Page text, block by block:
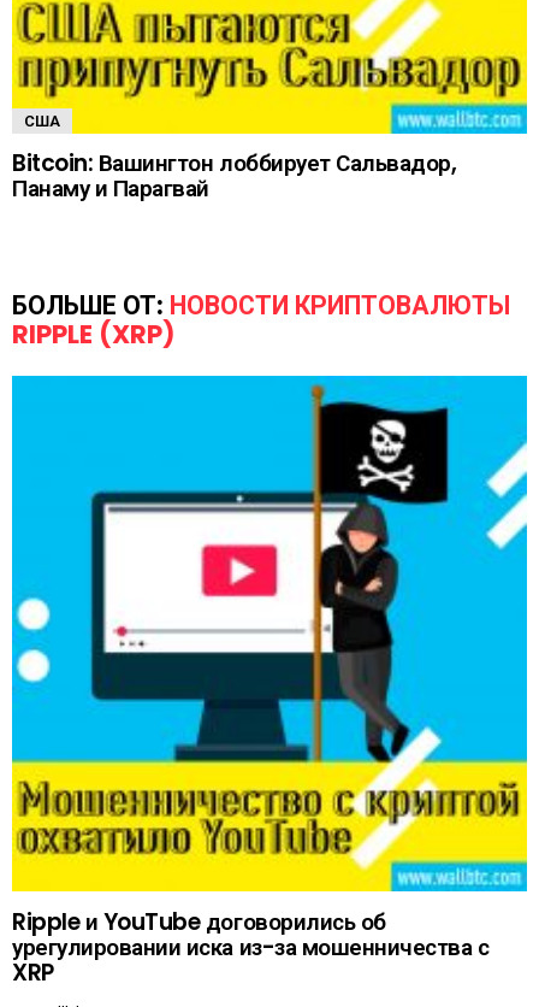
США
Bitcoin: Вашингтон лоббирует Сальвадор,
Панаму и Парагвай
БОЛЬШЕ ОТ: НОВОСТИ КРИПТОВАЛЮТЫ
RIPPLE (XRP)
Ripple и YouTube договорились об
урегулировании иска из-за мошенничества с
XRP